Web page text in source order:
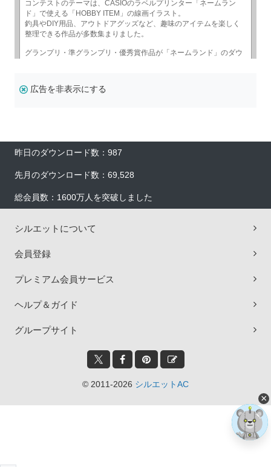
広告を非表示にする
昨日のダウンロード数：987
先月のダウンロード数：69,528
総会員数：1600万人を突破しました
シルエットについて
会員登録
プレミアム会員サービス
ヘルプ＆ガイド
グループサイト
© 2011-2026 シルエットAC
×